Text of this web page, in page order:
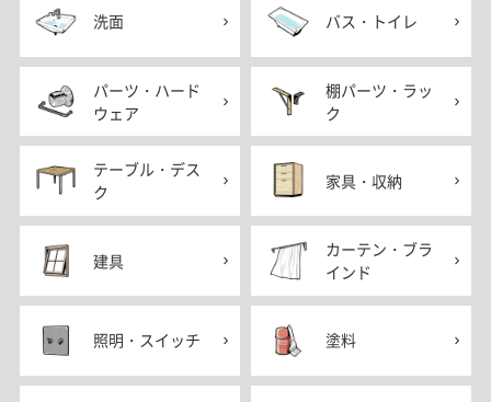
洗面 バス・トイレ
パーツ・ハード
ウェア
棚パーツ・ラッ
ク
テーブル・デス
ク
家具・収納
建具
カーテン・ブラ
インド
照明・スイッチ 塗料